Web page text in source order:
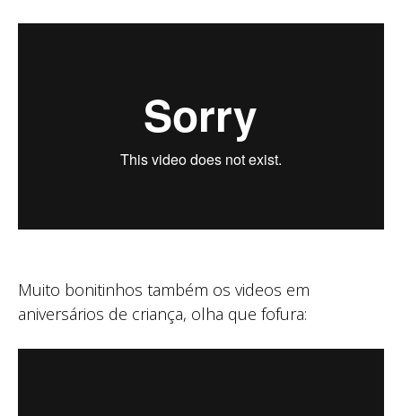
Muito bonitinhos também os videos em
aniversários de criança, olha que fofura: